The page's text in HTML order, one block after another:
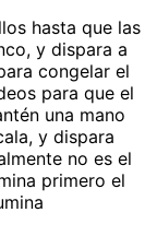
hasta que las
y dispara a
congelar el
para que el
una mano
y dispara
no es el
primero el